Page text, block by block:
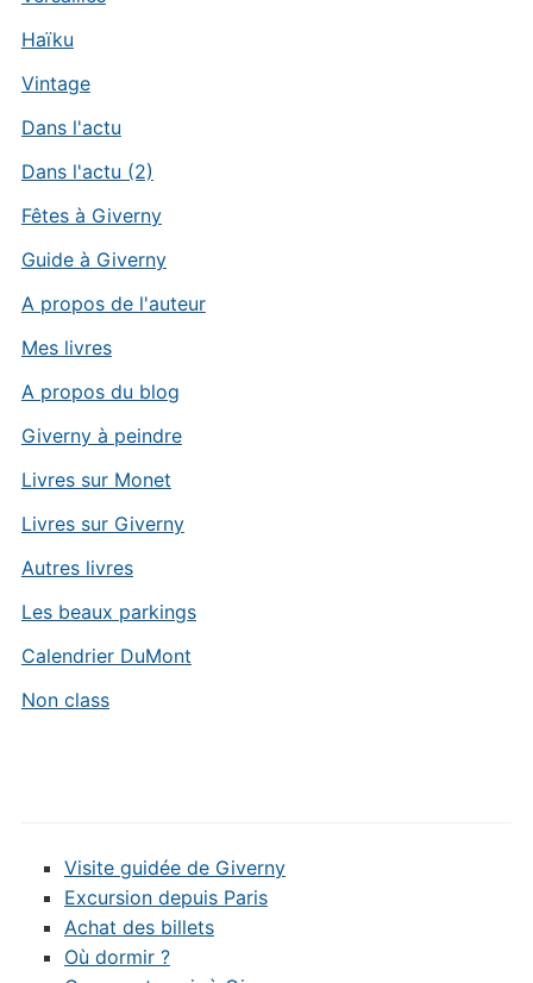
Haïku
Vintage
Dans l'actu
Dans l'actu (2)
Fêtes à Giverny
Guide à Giverny
A propos de l'auteur
Mes livres
A propos du blog
Giverny à peindre
Livres sur Monet
Livres sur Giverny
Autres livres
Les beaux parkings
Calendrier DuMont
Non class
Visite guidée de Giverny
Excursion depuis Paris
Achat des billets
Où dormir ?